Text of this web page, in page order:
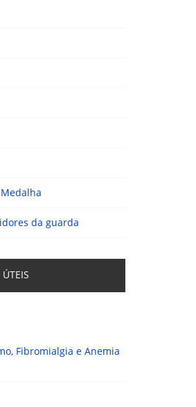
da guarda
Fibromialgia e Anemia